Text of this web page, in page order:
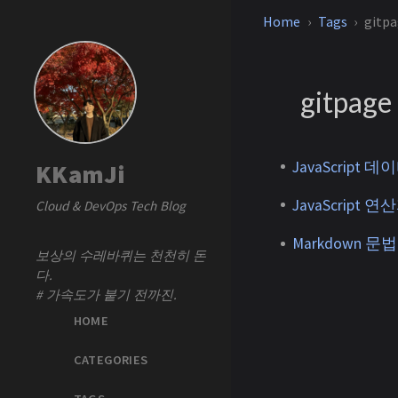
KKamJi
Cloud & DevOps Tech Blog
보상의 수레바퀴는 천천히 돈
다.
# 가속도가 붙기 전까진.
HOME
CATEGORIES
Home Tags
gitpage
JavaScript 데
JavaScript 연
Markdown 문